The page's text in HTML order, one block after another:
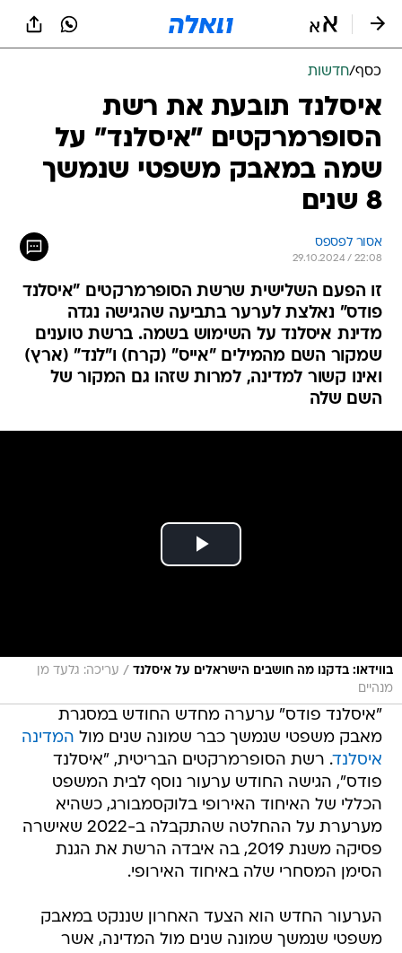
כסף/חדשות
איסלנד תובעת את רשת
הסופרמרקטים "איסלנד" על
שמה במאבק משפטי שנמשך
8 שנים
אסור לפספס
29.10.2024 / 22:08
זו הפעם השלישית שרשת הסופרמרקטים "איסלנד
פודס" נאלצת לערער בתביעה שהגישה נגדה
מדינת איסלנד על השימוש בשמה. ברשת טוענים
שמקור השם מהמילים "אייס" (קרח) ו"לנד" (ארץ)
ואינו קשור למדינה, למרות שזהו גם המקור של
השם שלה
בווידאו: בדקנו מה חושבים הישראלים על איסלנד / עריכה: גלעד מן
מנהיים
"איסלנד פודס" ערערה מחדש החודש במסגרת
מאבק משפטי שנמשך כבר שמונה שנים מול המדינה
איסלנד. רשת הסופרמרקטים הבריטית, "איסלנד
פודס", הגישה החודש ערעור נוסף לבית המשפט
הכללי של האיחוד האירופי בלוקסמבורג, כשהיא
מערערת על ההחלטה שהתקבלה ב-2022 שאישרה
פסיקה משנת 2019, בה איבדה הרשת את הגנת
הסימן המסחרי שלה באיחוד האירופי.
הערעור החדש הוא הצעד האחרון שננקט במאבק
משפטי שנמשך שמונה שנים מול המדינה, אשר